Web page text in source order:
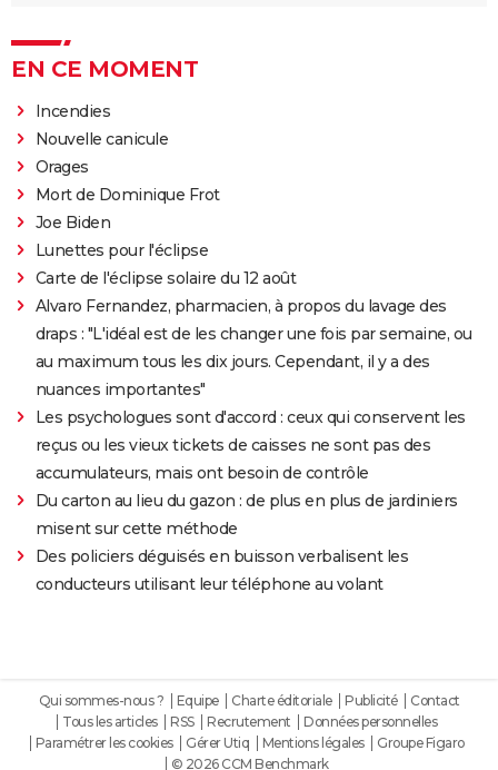
EN CE MOMENT
Incendies
Nouvelle canicule
Orages
Mort de Dominique Frot
Joe Biden
Lunettes pour l'éclipse
Carte de l'éclipse solaire du 12 août
Alvaro Fernandez, pharmacien, à propos du lavage des
draps : "L'idéal est de les changer une fois par semaine, ou
au maximum tous les dix jours. Cependant, il y a des
nuances importantes"
Les psychologues sont d'accord : ceux qui conservent les
reçus ou les vieux tickets de caisses ne sont pas des
accumulateurs, mais ont besoin de contrôle
Du carton au lieu du gazon : de plus en plus de jardiniers
misent sur cette méthode
Des policiers déguisés en buisson verbalisent les
conducteurs utilisant leur téléphone au volant
Qui sommes-nous ? Equipe Charte éditoriale Publicité
Contact
Tous les articles
RSS Recrutement
Données personnelles
Paramétrer les cookies
Gérer Utiq Mentions légales
Groupe Figaro
© 2026 CCM Benchmark